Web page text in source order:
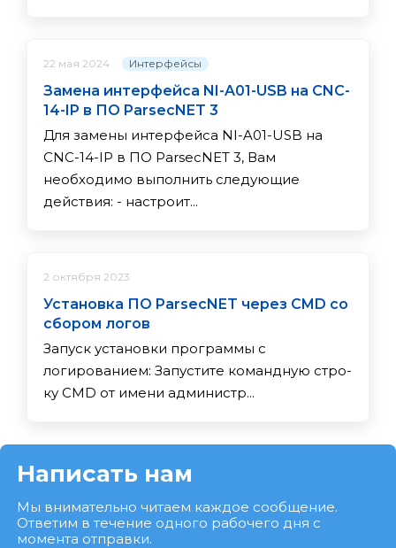
22 мая 2024 Интерфейсы
Замена интерфейса NI-A01-USB на CNC-
14-IP в ПО ParsecNET 3
Для замены интерфейса NI-A01-USB на
CNC-14-IP в ПО ParsecNET 3, Вам
необходимо выполнить следующие
действия: - настроит...
2 октября 2023
Установка ПО ParsecNET через CMD со
сбором логов
Запуск установки программы с
логированием: За­пус­ти­те ко­ман­дную стро­
ку CMD от име­ни ад­ми­нис­тр...
Написать нам
Мы внимательно читаем каждое сообщение.
Ответим в течение одного рабочего дня с
момента отправки.